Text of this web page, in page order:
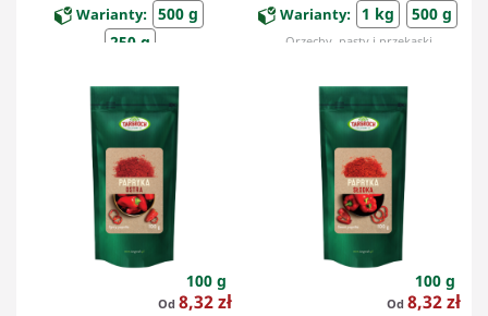
Warianty: 500 g
250 g
Warianty: 1 kg 500 g
Orzechy, pasty i przekąski
100 g
Od Cena
8,32 zł
100 g
Od Cena
8,32 zł